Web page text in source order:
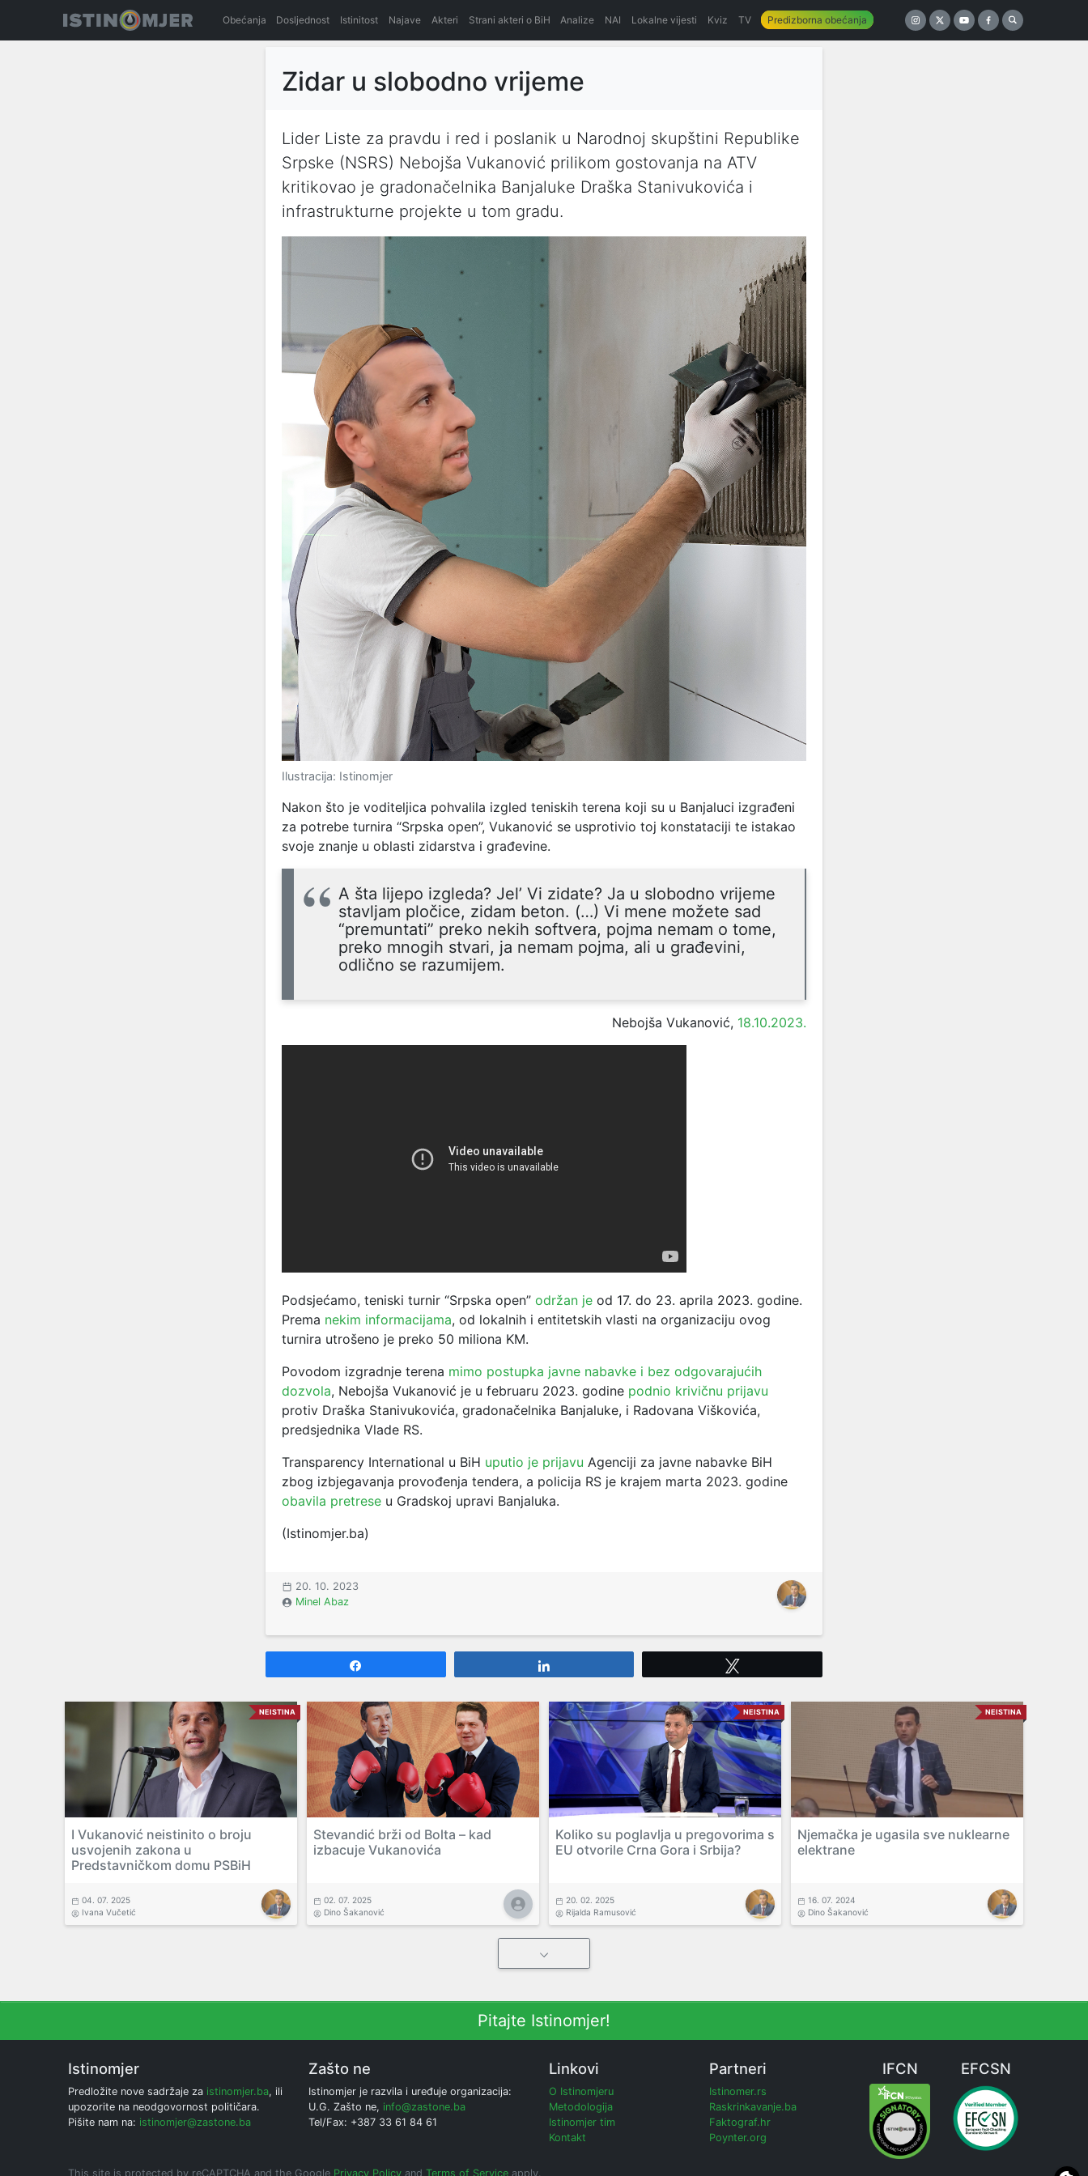
Obećanja Dosljednost Istinitost Najave Akteri Strani akteri o BiH Analize NAI Lokalne vijesti Kviz TV Predizborna obećanja
Zidar u slobodno vrijeme
Lider Liste za pravdu i red i poslanik u Narodnoj skupštini Republike
Srpske (NSRS) Nebojša Vukanović prilikom gostovanja na ATV
kritikovao je gradonačelnika Banjaluke Draška Stanivukovića i
infrastrukturne projekte u tom gradu.
Ilustracija: Istinomjer
Nakon što je voditeljica pohvalila izgled teniskih terena koji su u Banjaluci izgrađeni
za potrebe turnira “Srpska open”, Vukanović se usprotivio toj konstataciji te istakao
svoje znanje u oblasti zidarstva i građevine.
A šta lijepo izgleda? Jel’ Vi zidate? Ja u slobodno vrijeme
stavljam pločice, zidam beton. (…) Vi mene možete sad
“premuntati” preko nekih softvera, pojma nemam o tome,
preko mnogih stvari, ja nemam pojma, ali u građevini,
odlično se razumijem.
Nebojša Vukanović, 18.10.2023.
Podsjećamo, teniski turnir “Srpska open” održan je od 17. do 23. aprila 2023. godine.
Prema nekim informacijama, od lokalnih i entitetskih vlasti na organizaciju ovog
turnira utrošeno je preko 50 miliona KM.
Povodom izgradnje terena mimo postupka javne nabavke i bez odgovarajućih
dozvola, Nebojša Vukanović je u februaru 2023. godine podnio krivičnu prijavu
protiv Draška Stanivukovića, gradonačelnika Banjaluke, i Radovana Viškovića,
predsjednika Vlade RS.
Transparency International u BiH uputio je prijavu Agenciji za javne nabavke BiH
zbog izbjegavanja provođenja tendera, a policija RS je krajem marta 2023. godine
obavila pretrese u Gradskoj upravi Banjaluka.
(Istinomjer.ba)
20. 10. 2023
Minel Abaz
NEISTINA
I Vukanović neistinito o broju
usvojenih zakona u
Predstavničkom domu PSBiH
04. 07. 2025
Ivana Vučetić
Stevandić brži od Bolta – kad
izbacuje Vukanovića
02. 07. 2025
Dino Šakanović
NEISTINA
Koliko su poglavlja u pregovorima s
EU otvorile Crna Gora i Srbija?
20. 02. 2025
Rijalda Ramusović
NEISTINA
Njemačka je ugasila sve nuklearne
elektrane
16. 07. 2024
Dino Šakanović
Pitajte Istinomjer!
Istinomjer
Predložite nove sadržaje za istinomjer.ba, ili
upozorite na neodgovornost političara.
Pišite nam na: istinomjer@zastone.ba
Zašto ne
Istinomjer je razvila i uređuje organizacija:
U.G. Zašto ne, info@zastone.ba
Tel/Fax: +387 33 61 84 61
Linkovi
O Istinomjeru
Metodologija
Istinomjer tim
Kontakt
Partneri
Istinomer.rs
Raskrinkavanje.ba
Faktograf.hr
Poynter.org
IFCN EFCSN
This site is protected by reCAPTCHA and the Google Privacy Policy and Terms of Service apply.